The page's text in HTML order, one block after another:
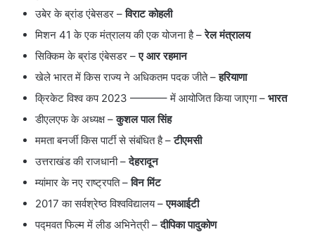
उबेर के ब्रांड एंबेसडर –विराट कोहली
मिशन 41 के एक मंत्रालय की एक योजना है –रेल मंत्रालय
सिक्किम के ब्रांड एंबेसडर –ए आर रहमान
खेले भारत में किस राज्य ने अधिकतम पदक जीते –हरियाणा
क्रिकेट विश्व कप 2023 ———– में आयोजित किया जाएगा – भारत
डीएलएफ के अध्यक्ष –कुशल पाल सिंह
ममता बनर्जी किस पार्टी से संबंधित है –टीएमसी
उत्तराखंड की राजधानी –देहरादून
म्यांमार के नए राष्ट्रपति –विन मिंट
2017 का सर्वश्रेष्ठ विश्वविद्यालय –एमआईटी
पद्मवत फिल्म में लीड अभिनेत्री –दीपिका पादुकोण